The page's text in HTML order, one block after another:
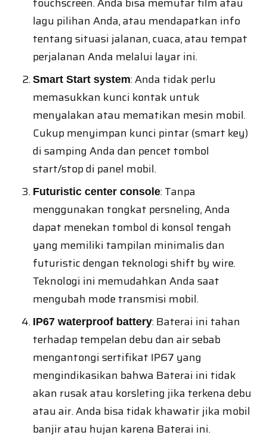
lagu pilihan Anda, atau mendapatkan info
tentang situasi jalanan, cuaca, atau tempat
perjalanan Anda melalui layar ini.
Smart Start system: Anda tidak perlu
memasukkan kunci kontak untuk
menyalakan atau mematikan mesin mobil.
Cukup menyimpan kunci pintar (smart key)
di samping Anda dan pencet tombol
start/stop di panel mobil.
Futuristic center console: Tanpa
menggunakan tongkat persneling, Anda
dapat menekan tombol di konsol tengah
yang memiliki tampilan minimalis dan
futuristic dengan teknologi shift by wire.
Teknologi ini memudahkan Anda saat
mengubah mode transmisi mobil.
IP67 waterproof battery: Baterai ini tahan
terhadap tempelan debu dan air sebab
mengantongi sertifikat IP67 yang
mengindikasikan bahwa Baterai ini tidak
akan rusak atau korsleting jika terkena debu
atau air. Anda bisa tidak khawatir jika mobil
banjir atau hujan karena Baterai ini.